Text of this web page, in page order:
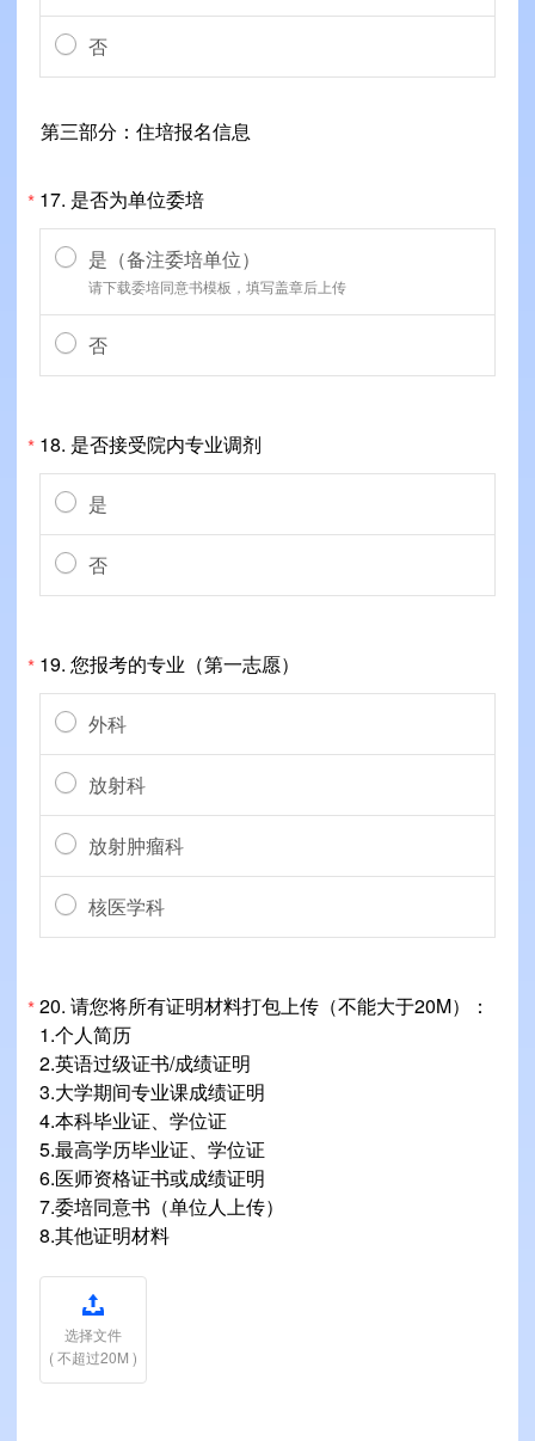
否
第三部分：住培报名信息
* 17. 是否为单位委培
是（备注委培单位）
请下载委培同意书模板，填写盖章后上传
否
* 18. 是否接受院内专业调剂
是
否
* 19. 您报考的专业（第一志愿）
外科
放射科
放射肿瘤科
核医学科
*20. 请您将所有证明材料打包上传（不能大于20M）：
1.个人简历
2.英语过级证书/成绩证明
3.大学期间专业课成绩证明
4.本科毕业证、学位证
5.最高学历毕业证、学位证
6.医师资格证书或成绩证明
7.委培同意书（单位人上传）
8.其他证明材料

选择文件
( 不超过20M )